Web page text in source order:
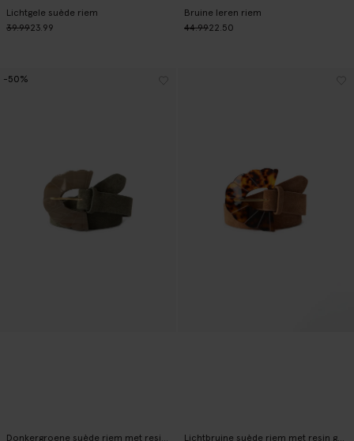
Lichtgele suède riem
39.9923.99
Bruine leren riem
44.9922.50
Donkergroene suède riem met resin gesp
-50%
Lichtbruine suède riem met resin gesp